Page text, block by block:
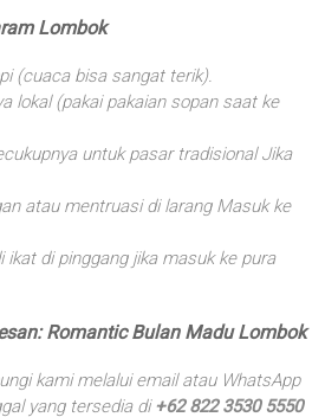
Lombok
(cuaca bisa sangat terik).
lokal (pakai pakaian sopan saat ke
untuk pasar tradisional Jika
atau mentruasi di larang Masuk ke
ikat di pinggang jika masuk ke pura
Romantic Bulan Madu Lombok
kami melalui email atau WhatsApp
yang tersedia di +62 822 3530 5550